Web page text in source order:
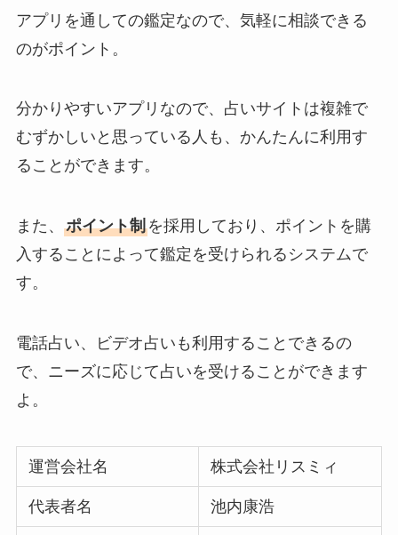
アプリを通しての鑑定なので、気軽に相談できる
のがポイント。
分かりやすいアプリなので、占いサイトは複雑で
むずかしいと思っている人も、かんたんに利用す
ることができます。
また、 ポイント制を採用しており、ポイントを購
入することによって鑑定を受けられるシステムで
す。
電話占い、ビデオ占いも利用することできるの
で、ニーズに応じて占いを受けることができます
よ。
運営会社名 株式会社リスミィ
代表者名 池内康浩